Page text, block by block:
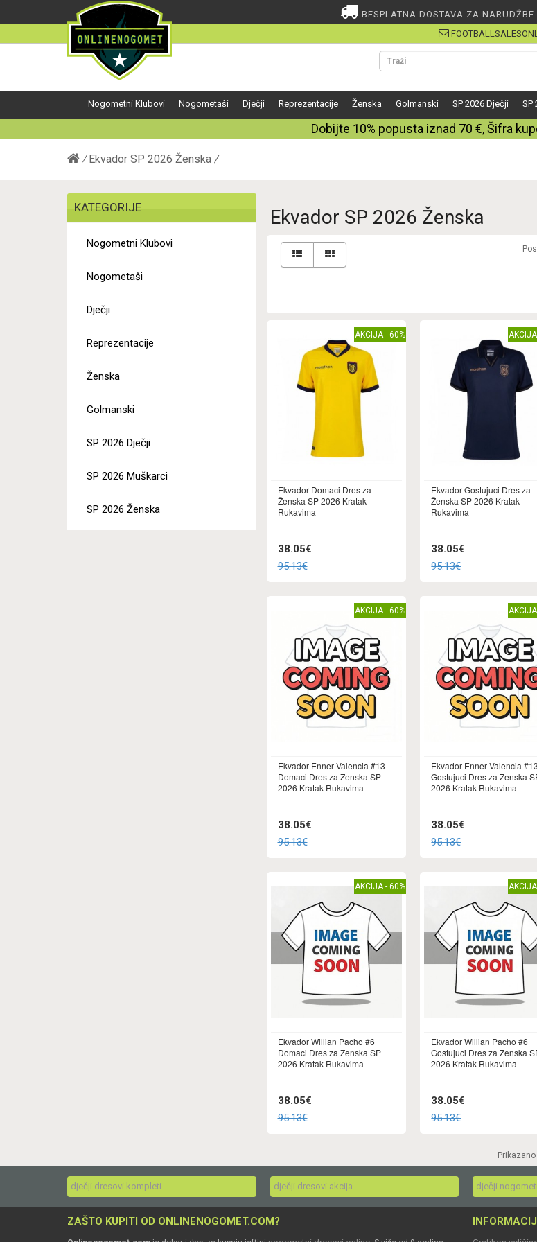
BESPLATNA DOSTAVA ZA
Nogometni Klubovi Nogometaši Dječji Reprezentacije Ženska Golmanski SP 2026 Dječji SP
Dobijte 10% popusta iznad 70 €, Šifra
Ekvador SP 2026 Ženska
KATEGORIJE
Nogometni Klubovi
Nogometaši
Dječji
Reprezentacije
Ženska
Golmanski
SP 2026 Dječji
SP 2026 Muškarci
SP 2026 Ženska
Ekvador SP 2026 Ženska
AKCIJA - 60%
Ekvador Domaci Dres za
Ženska SP 2026 Kratak
Rukavima
38.05€
95.13€
Ekvador Gostujuci Dres za
Ženska SP 2026 Kratak
Rukavima
38.05€
95.13€
AKCIJA - 60%
Ekvador Enner Valencia #13
Domaci Dres za Ženska SP
2026 Kratak Rukavima
38.05€
95.13€
Ekvador Enner Valencia #13
Gostujuci Dres za Ženska
2026 Kratak Rukavima
38.05€
95.13€
AKCIJA - 60%
Ekvador Willian Pacho #6
Domaci Dres za Ženska SP
2026 Kratak Rukavima
38.05€
95.13€
Ekvador Willian Pacho #6
Gostujuci Dres za Ženska
2026 Kratak Rukavima
38.05€
95.13€
dječji dresovi kompleti dječji dresovi akcija dječji
ZAŠTO KUPITI OD ONLINENOGOMET.COM?